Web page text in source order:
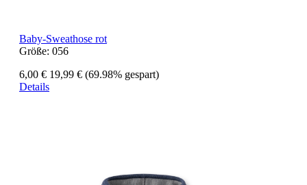
Baby-Sweathose rot
Größe: 056
6,00 € 19,99 € (69.98% gespart)
Details